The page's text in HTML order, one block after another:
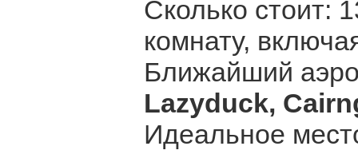
Сколько стоит:
комнату,
Ближайший
Lazyduck,
Идеальное